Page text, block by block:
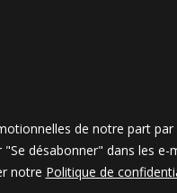
de notre part par
désabonner" dans les
notre Politique de